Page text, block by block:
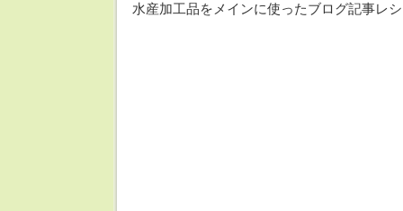
水産加工品をメインに使ったブログ記事レ